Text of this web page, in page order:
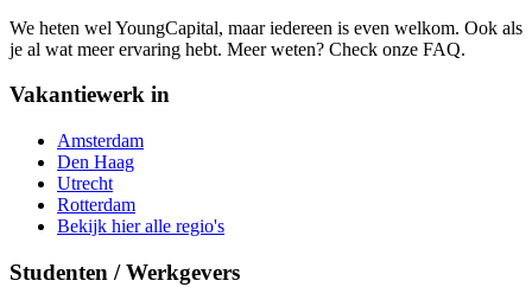
We heten wel YoungCapital, maar iedereen is even welkom. Ook als
je al wat meer ervaring hebt. Meer weten? Check onze FAQ.
Vakantiewerk in
Amsterdam
Den Haag
Utrecht
Rotterdam
Bekijk hier alle regio's
Studenten / Werkgevers